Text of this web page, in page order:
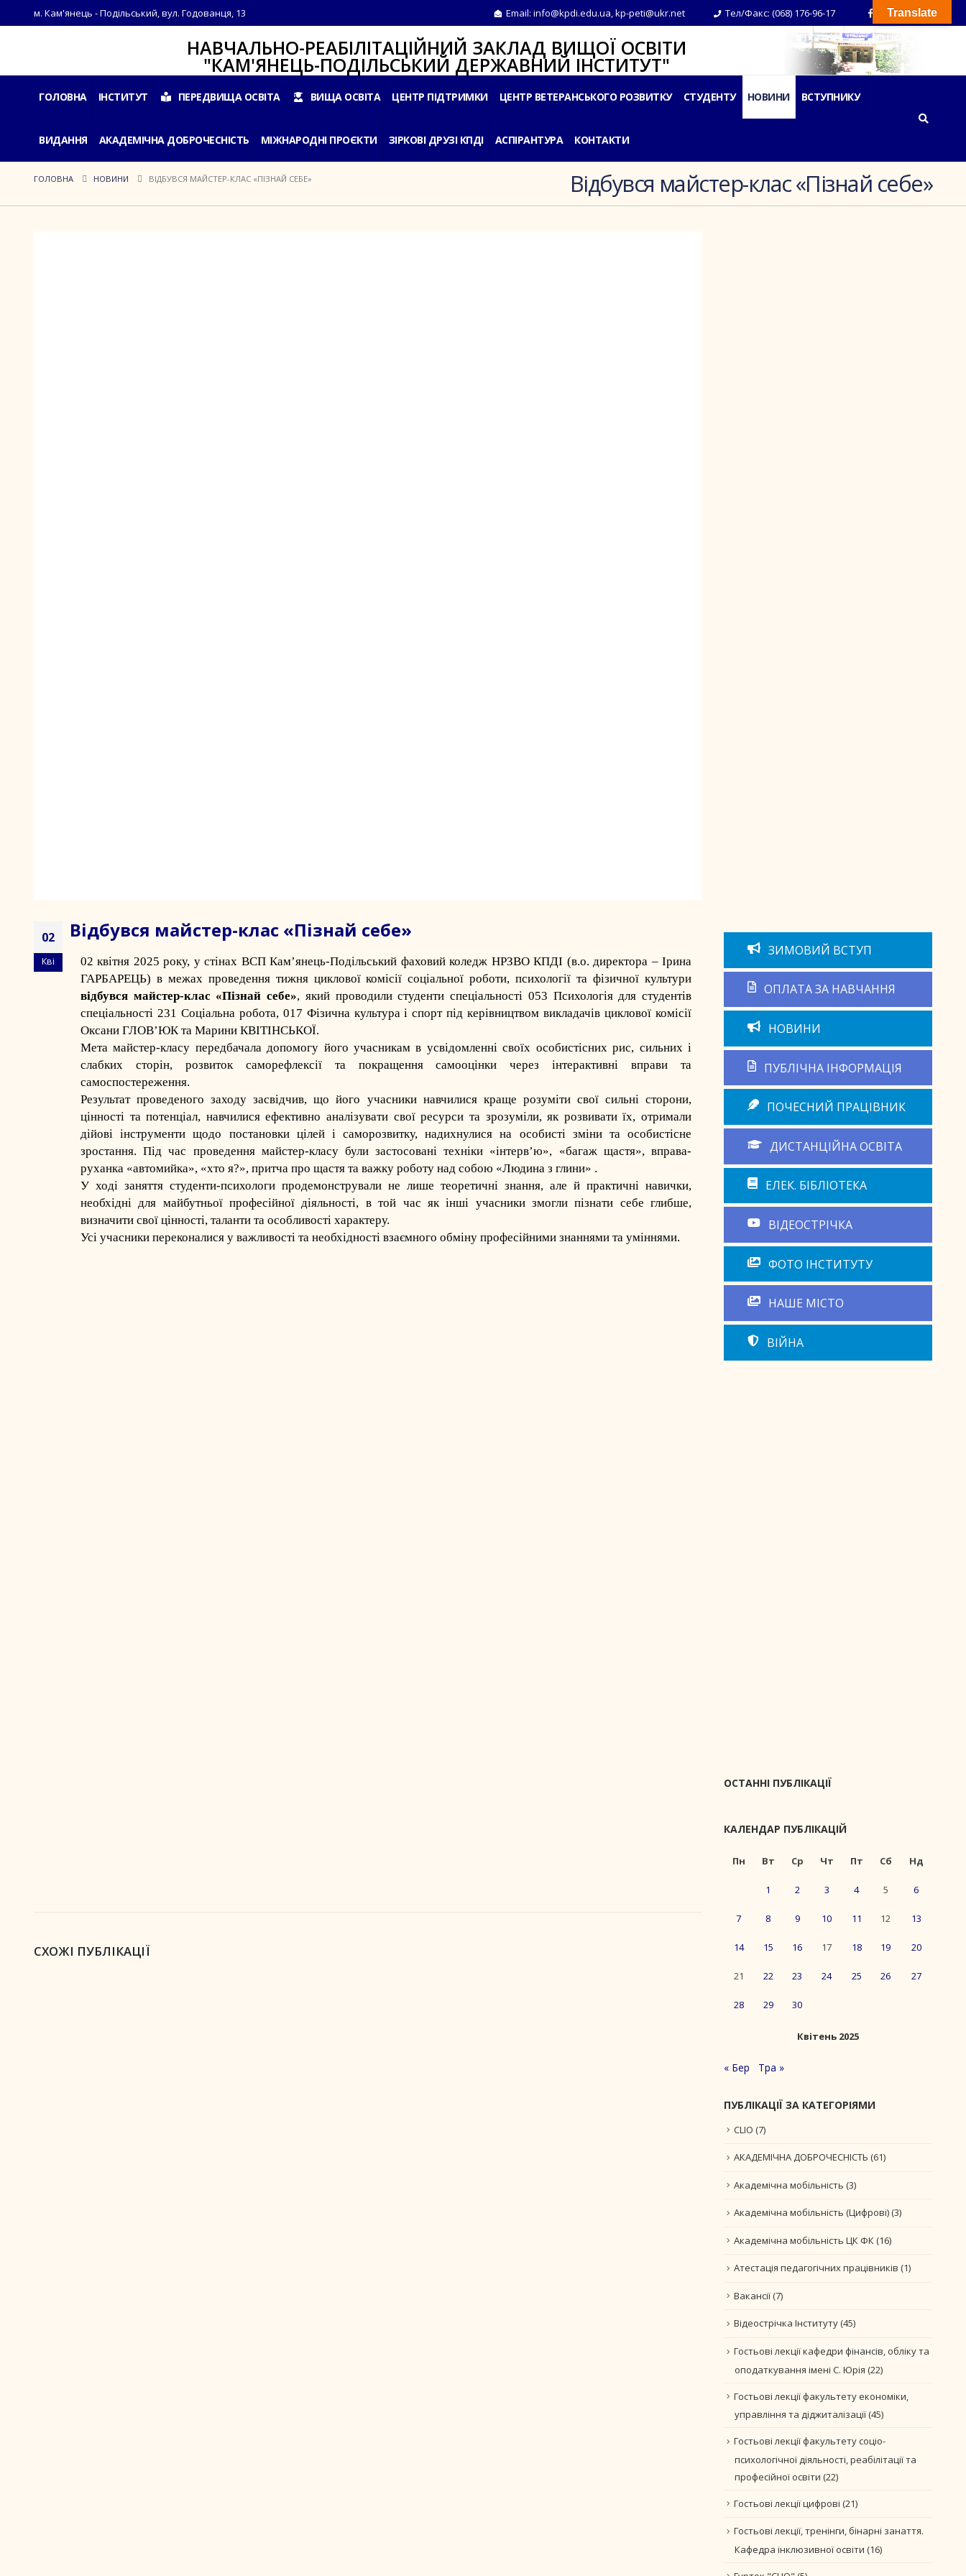
м. Кам'янець - Подільський, вул. Годованця, 13 Email: info@kpdi.edu.ua,kp-peti@ukr.net Тел/Факс: (068) 176-96-17
НАВЧАЛЬНО-РЕАБІЛІТАЦІЙНИЙ ЗАКЛАД ВИЩОЇ ОСВІТИ
"КАМ'ЯНЕЦЬ-ПОДІЛЬСЬКИЙ ДЕРЖАВНИЙ ІНСТИТУТ"
ГОЛОВНА ІНСТИТУТ ПЕРЕДВИЩА ОСВІТА ВИЩА ОСВІТА ЦЕНТР ПІДТРИМКИ ЦЕНТР ВЕТЕРАНСЬКОГО РОЗВИТКУ СТУДЕНТУ НОВИНИ ВСТУПНИКУ
ВИДАННЯ АКАДЕМІЧНА ДОБРОЧЕСНІСТЬ МІЖНАРОДНІ ПРОЄКТИ ЗІРКОВІ ДРУЗІ КПДІ АСПІРАНТУРА КОНТАКТИ
Відбувся майстер-клас «Пізнай себе»
ГОЛОВНА НОВИНИ ВІДБУВСЯ МАЙСТЕР-КЛАС «ПІЗНАЙ СЕБЕ»
02
Кві
Відбувся майстер-клас «Пізнай себе»
02 квітня 2025 року, у стінах ВСП Кам’янець-Подільський фаховий коледж НРЗВО КПДІ (в.о. директора – Ірина
ГАРБАРЕЦЬ) в межах проведення тижня циклової комісії соціальної роботи, психології та фізичної культури
відбувся майстер-клас «Пізнай себе», який проводили студенти спеціальності 053 Психологія для студентів
спеціальності 231 Соціальна робота, 017 Фізична культура і спорт під керівництвом викладачів циклової комісії
Оксани ГЛОВ’ЮК та Марини КВІТІНСЬКОЇ.
Мета майстер-класу передбачала допомогу його учасникам в усвідомленні своїх особистісних рис, сильних і
слабких сторін, розвиток саморефлексії та покращення самооцінки через інтерактивні вправи та
самоспостереження.
Результат проведеного заходу засвідчив, що його учасники навчилися краще розуміти свої сильні сторони,
цінності та потенціал, навчилися ефективно аналізувати свої ресурси та зрозуміли, як розвивати їх, отримали
дійові інструменти щодо постановки цілей і саморозвитку, надихнулися на особисті зміни та особистісне
зростання. Під час проведення майстер-класу були застосовані техніки «інтерв’ю», «багаж щастя», вправа-
руханка «автомийка», «хто я?», притча про щастя та важку роботу над собою «Людина з глини» .
У ході заняття студенти-психологи продемонстрували не лише теоретичні знання, але й практичні навички,
необхідні для майбутньої професійної діяльності, в той час як інші учасники змогли пізнати себе глибше,
визначити свої цінності, таланти та особливості характеру.
Усі учасники переконалися у важливості та необхідності взаємного обміну професійними знаннями та уміннями.
СХОЖІ ПУБЛІКАЦІЇ
ЗИМОВИЙ ВСТУП
ОПЛАТА ЗА НАВЧАННЯ
НОВИНИ
ПУБЛІЧНА ІНФОРМАЦІЯ
ПОЧЕСНИЙ ПРАЦІВНИК
ДИСТАНЦІЙНА ОСВІТА
ЕЛЕК. БІБЛІОТЕКА
ВІДЕОСТРІЧКА
ФОТО ІНСТИТУТУ
НАШЕ МІСТО
ВІЙНА
ОСТАННІ ПУБЛІКАЦІЇ
КАЛЕНДАР ПУБЛІКАЦІЙ
Квітень 2025
Пн Вт Ср Чт Пт Сб Нд
1 2 3 4 5 6
7 8 9 10 11 12 13
14 15 16 17 18 19 20
21 22 23 24 25 26 27
28 29 30
« Бер Тра »
ПУБЛІКАЦІЇ ЗА КАТЕГОРІЯМИ
CLIO (7)
АКАДЕМІЧНА ДОБРОЧЕСНІСТЬ (61)
Академічна мобільність (3)
Академічна мобільність (Цифрові)(3)
Академічна мобільність ЦК ФК(16)
Атестація педагогічних працівників (1)
Вакансії(7)
Відеострічка Інституту(45)
Гостьові лекції кафедри фінансів, обліку та
оподаткування імені С. Юрія (22)
Гостьові лекції факультету економіки,
управління та діджиталізації(45)
Гостьові лекції факультету соціо-
психологічної діяльності, реабілітації та
професійної освіти (22)
Гостьові лекції цифрові (21)
Гостьові лекції, тренінги, бінарні занаття.
Кафедра інклюзивної освіти (16)
Translate